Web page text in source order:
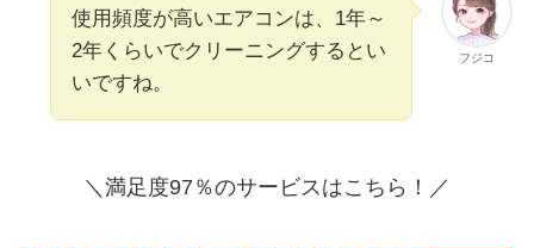
フジコ
使用頻度が高いエアコンは、1年～
2年くらいでクリーニングするとい
いですね。
＼満足度97％のサービスはこちら！／